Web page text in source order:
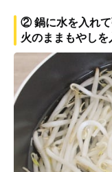
② 鍋に水を入れ
火のままもやし